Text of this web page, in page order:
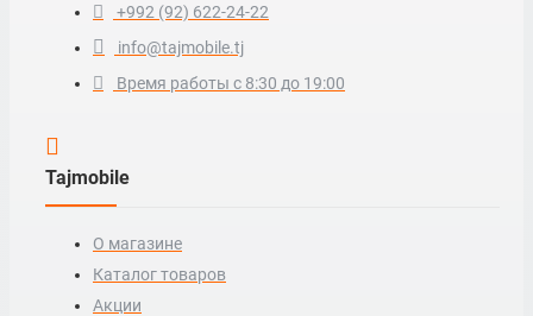
+992 (92) 622-24-22
info@tajmobile.tj
Время работы с 8:30 до 19:00
Tajmobile
О магазине
Каталог товаров
Акции